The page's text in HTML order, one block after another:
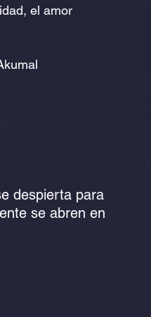
Védicael amor
despierta para
se abren en